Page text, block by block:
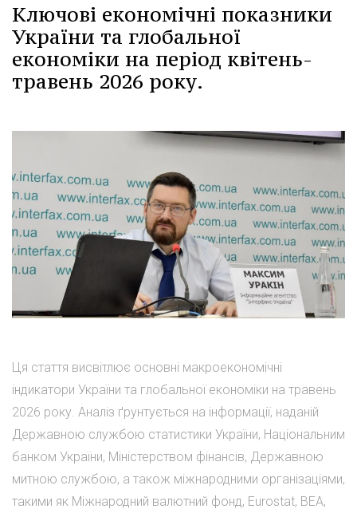
Ключові економічні показники
України та глобальної
економіки на період квітень-
травень 2026 року.
Ця стаття висвітлює основні макроекономічні
індикатори України та глобальної економіки на травень
2026 року. Аналіз ґрунтується на інформації, наданій
Державною службою статистики України, Національним
банком України, Міністерством фінансів, Державною
митною службою, а також міжнародними організаціями,
такими як Міжнародний валютний фонд, Eurostat, BEA,